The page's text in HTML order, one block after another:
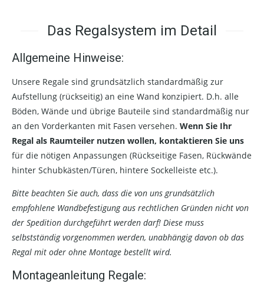
Das Regalsystem im Detail
Allgemeine Hinweise:
Unsere Regale sind grundsätzlich standardmäßig zur
Aufstellung (rückseitig) an eine Wand konzipiert. D.h. alle
Böden, Wände und übrige Bauteile sind standardmäßig nur
an den Vorderkanten mit Fasen versehen. Wenn Sie Ihr
Regal als Raumteiler nutzen wollen, kontaktieren Sie uns
für die nötigen Anpassungen (Rückseitige Fasen, Rückwände
hinter Schubkästen/Türen, hintere Sockelleiste etc.).
Bitte beachten Sie auch, dass die von uns grundsätzlich
empfohlene Wandbefestigung aus rechtlichen Gründen nicht von
der Spedition durchgeführt werden darf! Diese muss
selbstständig vorgenommen werden, unabhängig davon ob das
Regal mit oder ohne Montage bestellt wird.
Montageanleitung Regale: